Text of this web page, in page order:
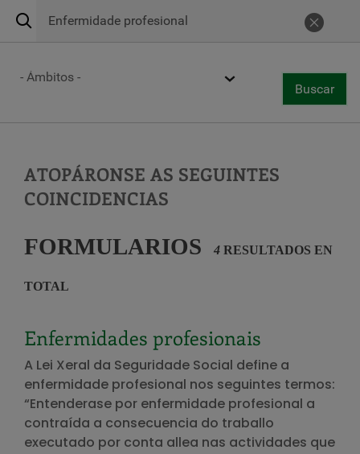
Ir
principal
Servizo de emerxencias 24 horas 269
Centros de atención
Buscar
Buscar
ATOPÁRONSE AS SEGUINTES
COINCIDENCIAS
FORMULARIOS 4 RESULTADOS EN
TOTAL
Enfermidades profesionais
A Lei Xeral da Seguridade Social define a
enfermidade profesional nos seguintes termos:
“Entenderase por enfermidade profesional a
contraída a consecuencia do traballo
executado por conta allea nas actividades que